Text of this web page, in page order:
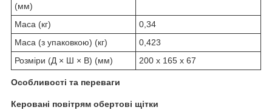
(мм)
Маса (кг)
0,34
Маса (з упаковкою) (кг)
0,423
Розміри (Д × Ш × В) (мм)
200 x 165 x 67
Особливості та переваги
Керовані повітрям обертові щітки